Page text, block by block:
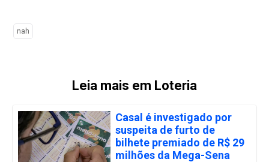
nah
Leia mais em Loteria
Casal é investigado por
suspeita de furto de
bilhete premiado de R$ 29
milhões da Mega-Sena